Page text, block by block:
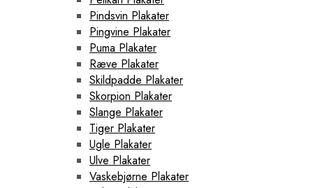
Pindsvin Plakater
Pingvine Plakater
Puma Plakater
Ræve Plakater
Skildpadde Plakater
Skorpion Plakater
Slange Plakater
Tiger Plakater
Ugle Plakater
Ulve Plakater
Vaskebjørne Plakater